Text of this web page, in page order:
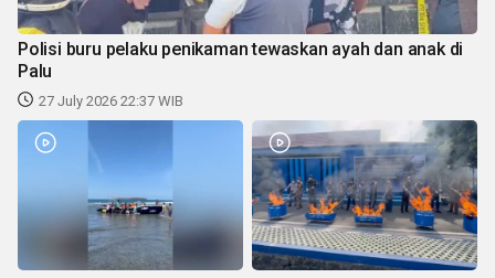
Polisi buru pelaku penikaman tewaskan ayah dan anak di
Palu
27 July 2026 22:37 WIB